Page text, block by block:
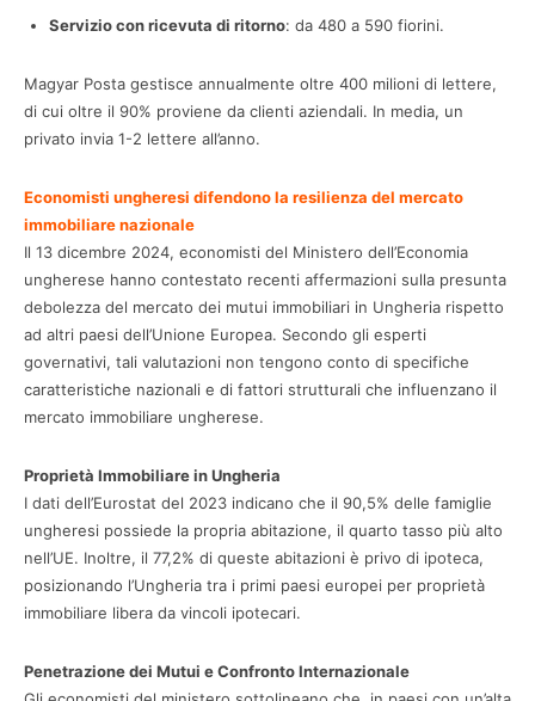
Servizio con ricevuta di ritorno: da 480 a 590 fiorini.
Magyar Posta gestisce annualmente oltre 400 milioni di lettere,
di cui oltre il 90% proviene da clienti aziendali. In media, un
privato invia 1-2 lettere all’anno.
Economisti ungheresi difendono la resilienza del mercato
immobiliare nazionale
Il 13 dicembre 2024, economisti del Ministero dell’Economia
ungherese hanno contestato recenti affermazioni sulla presunta
debolezza del mercato dei mutui immobiliari in Ungheria rispetto
ad altri paesi dell’Unione Europea. Secondo gli esperti
governativi, tali valutazioni non tengono conto di specifiche
caratteristiche nazionali e di fattori strutturali che influenzano il
mercato immobiliare ungherese.
Proprietà Immobiliare in Ungheria
I dati dell’Eurostat del 2023 indicano che il 90,5% delle famiglie
ungheresi possiede la propria abitazione, il quarto tasso più alto
nell’UE. Inoltre, il 77,2% di queste abitazioni è privo di ipoteca,
posizionando l’Ungheria tra i primi paesi europei per proprietà
immobiliare libera da vincoli ipotecari.
Penetrazione dei Mutui e Confronto Internazionale